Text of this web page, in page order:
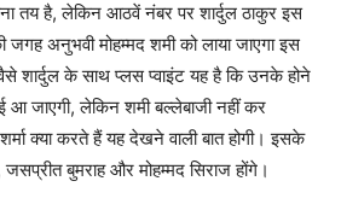
तय है, लेकिन आठवें नंबर पर शार्दुल ठाकुर इस
अनुभवी मोहम्मद शमी को लाया जाएगा इस
शार्दुल के साथ प्लस प्वाइंट यह है कि उनके होने
आ जाएगी, लेकिन शमी बल्लेबाजी नहीं कर
क्या करते हैं यह देखने वाली बात होगी। इसके
बुमराह और मोहम्मद सिराज होंगे।